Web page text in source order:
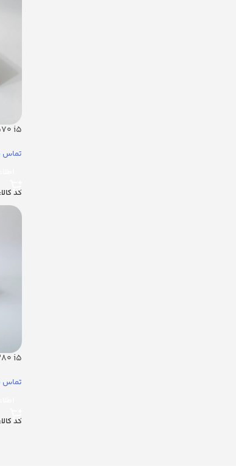
i5
تماس
کد کالا:
i5
تماس
کد کالا: